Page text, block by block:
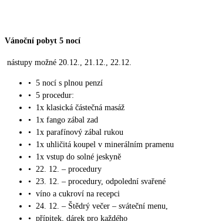
Vánoční pobyt 5 nocí
nástupy možné 20.12., 21.12., 22.12.
• 5 nocí s plnou penzí
• 5 procedur:
•
1x klasická částečná masáž
•
1x fango zábal zad
•
1x parafínový zábal rukou
•
1x uhličitá koupel v minerálním pramenu
•
1x vstup do solné jeskyně
• 22. 12. – procedury
• 23. 12. – procedury, odpolední svařené
• víno a cukroví na recepci
• 24. 12. – Štědrý večer – sváteční menu,
• přípitek, dárek pro každého